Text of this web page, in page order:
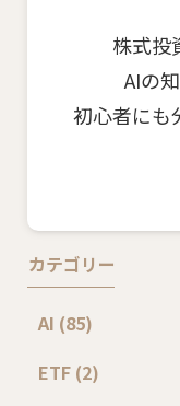
株式投
AIの
初心者にも
カテゴリー
AI (85)
ETF (2)